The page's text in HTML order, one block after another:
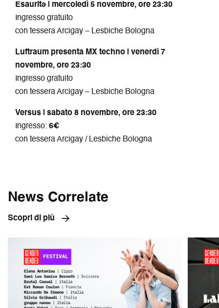
Esauritə | mercoledì 5 novembre, ore 23:30
Ingresso gratuito
con tessera Arcigay – Lesbiche Bologna
Luftraum presenta MX techno | venerdì 7
novembre, ore 23:30
Ingresso gratuito
con tessera Arcigay – Lesbiche Bologna
Versus | sabato 8 novembre, ore 23:30
Ingresso:6€
con tessera Arcigay / Lesbiche Bologna
News Correlate
Scopri di più